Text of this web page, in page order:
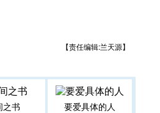
【责任编辑:兰天源】
之书 要爱具体的人